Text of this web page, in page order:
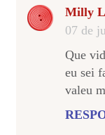
Milly
07 de
Que
eu sei
valeu